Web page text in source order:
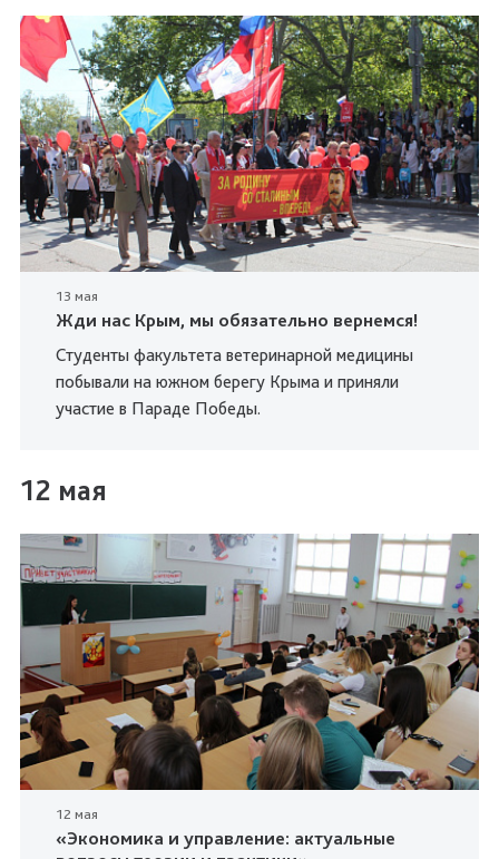
13 мая
Жди нас Крым, мы обязательно вернемся!
Студенты факультета ветеринарной медицины
побывали на южном берегу Крыма и приняли
участие в Параде Победы.
12 мая
12 мая
«Экономика и управление: актуальные